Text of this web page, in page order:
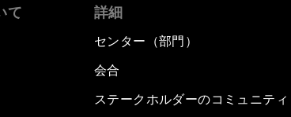
て 詳細
センター（部門）
会合
ステークホルダーのコミュニティ